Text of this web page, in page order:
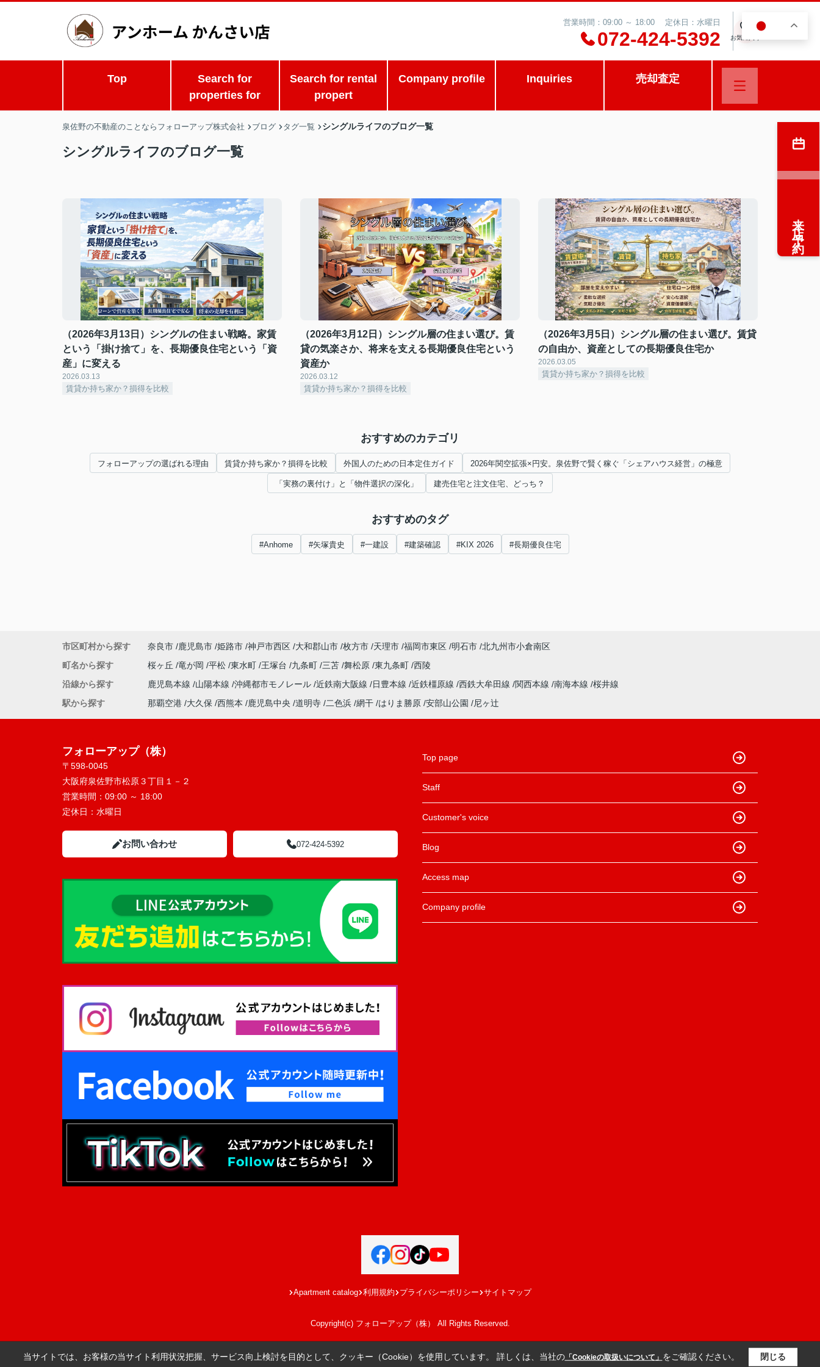
営業時間：09:00 ～ 18:00 定休日：水曜日
072-424-5392 お気に入り
Top
Search for
properties for
Search for rental
propert
Company profile Inquiries 売却査定
泉佐野の不動産のことならフォローアップ株式会社 ブログ タグ一覧 シングルライフのブログ一覧
シングルライフのブログ一覧
（2026年3月13日）シングルの住まい戦略。家賃
という「掛け捨て」を、長期優良住宅という「資
産」に変える
2026.03.13
賃貸か持ち家か？損得を比較
（2026年3月12日）シングル層の住まい選び。賃
貸の気楽さか、将来を支える長期優良住宅という
資産か
2026.03.12
賃貸か持ち家か？損得を比較
（2026年3月5日）シングル層の住まい選び。賃貸
の自由か、資産としての長期優良住宅か
2026.03.05
賃貸か持ち家か？損得を比較
おすすめのカテゴリ
フォローアップの選ばれる理由 賃貸か持ち家か？損得を比較 外国人のための日本定住ガイド 2026年関空拡張×円安。泉佐野で賢く稼ぐ「シェアハウス経営」の極意
「実務の裏付け」と「物件選択の深化」 建売住宅と注文住宅、どっち？
おすすめのタグ
#Anhome #矢塚貴史 #一建設 #建築確認 #KIX 2026 #長期優良住宅
来店予約
市区町村から探す 奈良市 鹿児島市 姫路市 神戸市西区 大和郡山市 枚方市 天理市 福岡市東区 明石市 北九州市小倉南区
町名から探す
桜ヶ丘 竜が岡 平松 東水町 王塚台 九条町 三苫 舞松原 東九条町 西陵
沿線から探す
鹿児島本線 山陽本線 沖縄都市モノレール 近鉄南大阪線 日豊本線 近鉄橿原線 西鉄大牟田線 関西本線 南海本線 桜井線
駅から探す
那覇空港 大久保 西熊本 鹿児島中央 道明寺 二色浜 網干 はりま勝原 安部山公園 尼ヶ辻
フォローアップ（株）
〒598-0045
大阪府泉佐野市松原３丁目１－２
営業時間： 09:00 ～ 18:00
定休日： 水曜日
お問い合わせ 072-424-5392
Top page
Staff
Customer's voice
Blog
Access map
Company profile
Apartment catalog 利用規約 プライバシーポリシー サイトマップ
Copyright(c) フォローアップ（株） All Rights Reserved.
当サイトでは、お客様の当サイト利用状況把握、サービス向上検討を目的として、クッキー（Cookie）を使用しています。 詳しくは、当社の「Cookieの取扱いについて」 をご確認ください。 閉じる